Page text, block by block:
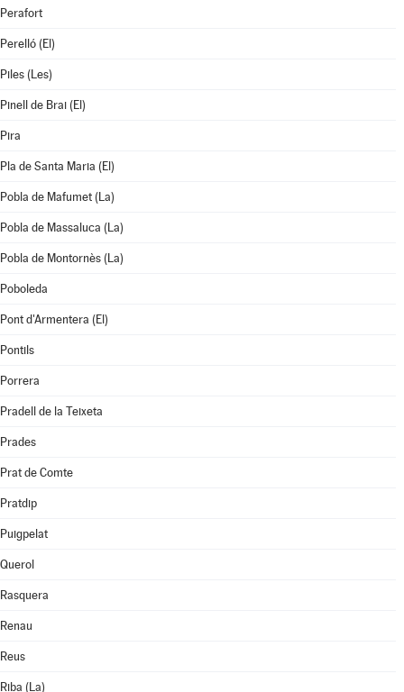
Perafort
Perelló (El)
Piles (Les)
Pinell de Brai (El)
Pira
Pla de Santa Maria (El)
Pobla de Mafumet (La)
Pobla de Massaluca (La)
Pobla de Montornès (La)
Poboleda
Pont d'Armentera (El)
Pontils
Porrera
Pradell de la Teixeta
Prades
Prat de Comte
Pratdip
Puigpelat
Querol
Rasquera
Renau
Reus
Riba (La)